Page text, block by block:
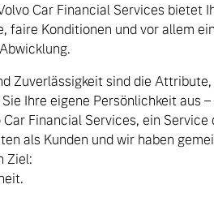
Car Financial Services bietet
faire Konditionen und vor allem
Zuverlässigkeit sind die Attribute,
Ihre eigene Persönlichkeit aus –
Financial Services, ein Service
als Kunden und wir haben
Ziel: